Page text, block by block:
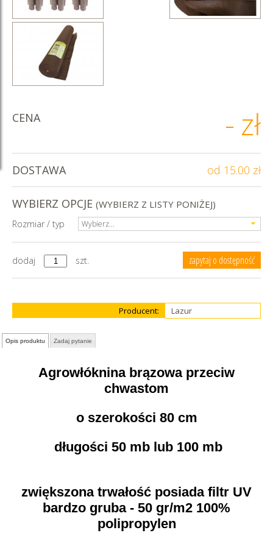
CENA - zł
DOSTAWA od 15.00 zł
WYBIERZ OPCJE (WYBIERZ Z LISTY PONIŻEJ)
Rozmiar / typ Wybierz...
dodaj szt. zapytaj o dostępność
Producent: Lazur
Opis produktu Zadaj pytanie
Agrowłóknina brązowa przeciw
chwastom
o szerokości 80 cm
długości 50 mb lub 100 mb
zwiększona trwałość posiada filtr UV
bardzo gruba - 50 gr/m2 100%
polipropylen